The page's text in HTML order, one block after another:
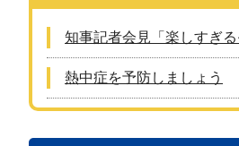
知事記者会見「楽しすぎ
熱中症を予防しましょう